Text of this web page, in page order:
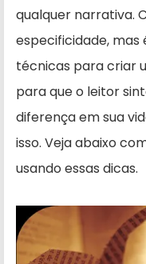
qualquer narrativa.
especificidade, mas
técnicas para criar
para que o leitor
diferença em sua
isso. Veja abaixo
usando essas dicas.